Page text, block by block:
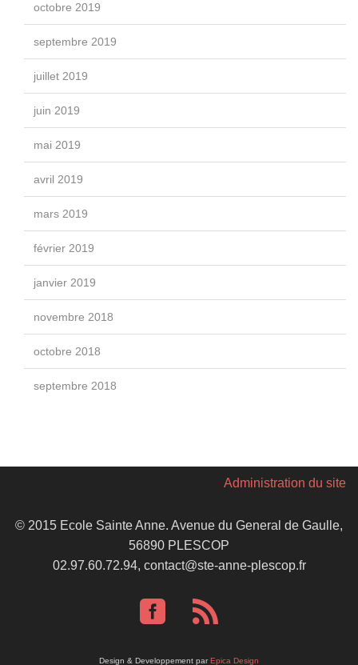
octobre 2019
septembre 2019
juillet 2019
juin 2019
mai 2019
avril 2019
mars 2019
février 2019
janvier 2019
novembre 2018
octobre 2018
septembre 2018
Administration du site
© 2015 Ecole Sainte Anne. Avenue du General de Gaulle,
56890 PLESCOP
02.97.60.72.94, contact@ste-anne-plescop.fr
Design & Developpement par Epica Design